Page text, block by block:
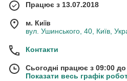
Працює з 13.07.2018
м. Київ
вул. Ушинського, 40, Київ,
Контакти
Сьогодні працює з 09:00
Показати весь графік